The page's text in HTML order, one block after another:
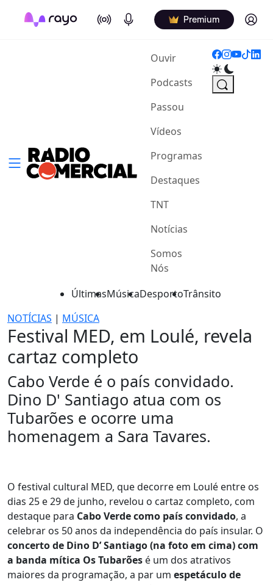
On Air Podcasts Premium Log in
Ouvir(current)
Podcasts
Passou
Vídeos
Programas
Destaques
TNT
Notícias
Somos
Nós
ÚltimasMúsicaDesportoTrânsito
NOTÍCIAS | MÚSICA
Festival MED, em Loulé, revela
cartaz completo
Cabo Verde é o país convidado.
Dino D' Santiago atua com os
Tubarões e ocorre uma
homenagem a Sara Tavares.
O festival cultural MED, que decorre em Loulé entre os
dias 25 e 29 de junho, revelou o cartaz completo, com
destaque para Cabo Verde como país convidado, a
celebrar os 50 anos da independência do país insular. O
concerto de Dino D’ Santiago (na foto em cima) com
a banda mítica Os Tubarões é um dos atrativos
maiores da programação, a par um espetáculo de